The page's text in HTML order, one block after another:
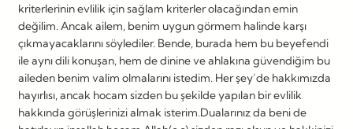
kriterlerinin evlilik için sağlam kriterler olacağından emin
değilim. Ancak ailem, benim uygun görmem halinde karşı
çıkmayacaklarını söylediler. Bende, burada hem bu beyefendi
ile aynı dili konuşan, hem de dinine ve ahlakına güvendiğim bu
aileden benim valim olmalarını istedim. Her şey’de hakkımızda
hayırlısı, ancak hocam sizden bu şekilde yapılan bir evlilik
hakkında görüşlerinizi almak isterim.Dualarınız da beni de